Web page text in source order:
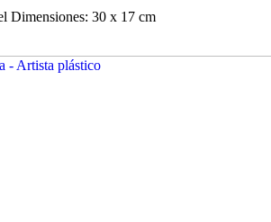
Dimensiones: 30 x 17 cm